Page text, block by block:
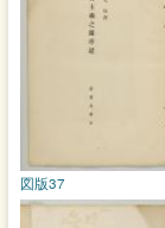
図版37